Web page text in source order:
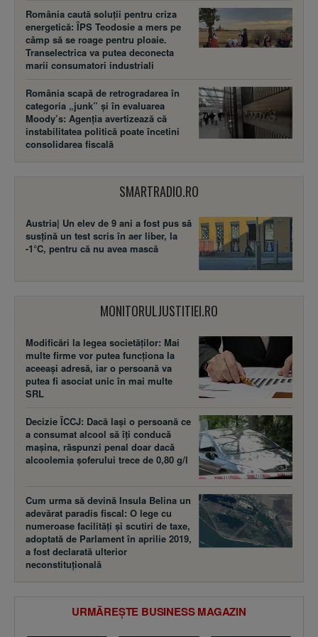
România caută soluții pentru criza
energetică: ÎPS Teodosie a mers pe
câmp să se roage pentru ploaie.
Transelectrica va putea deconecta
marii consumatori industriali
România scapă de retrogradarea în
categoria „junk” și în evaluarea
Moody’s: Agenția avertizează că
instabilitatea politică poate încetini
consolidarea fiscală
SMARTRADIO.RO
Austria| Un elev de 9 ani a fost pus să
susţină un test scris în aer liber, la
-1°C, pentru că nu avea mască
MONITORULJUSTITIEI.RO
Modificări la legea societăţilor: Mai
multe firme vor putea funcţiona la
aceeaşi adresă, iar o persoană va
putea fi asociat unic în mai multe
SRL
Decizie ÎCCJ: Dacă laşi o persoană ce
a consumat alcool să îţi conducă
maşina, răspunzi penal doar dacă
alcoolemia şoferului trece de 0,80 g/l
Cum urma să devină Insula Belina un
adevărat paradis fiscal: O lege cu
numeroase facilităţi şi scutiri de taxe,
adoptată de Parlament în aprilie 2019,
a fost declarată ulterior
neconstituţională
URMĂREȘTE BUSINESS MAGAZIN